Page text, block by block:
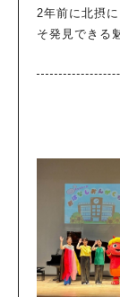
2年前に北摂
そ発見できる